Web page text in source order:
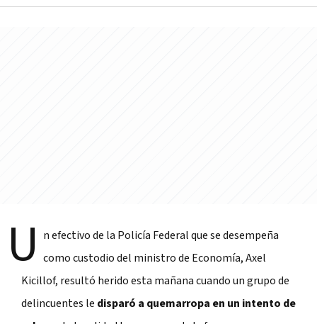
U
n efectivo de la Policía Federal que se desempeña
como custodio del ministro de Economía, Axel
Kicillof, resultó herido esta mañana cuando un grupo de
delincuentes le disparó a quemarropa en un intento de